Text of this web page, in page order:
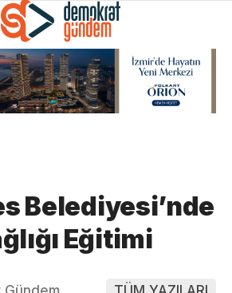
Belediyesi’nde
Eğitimi